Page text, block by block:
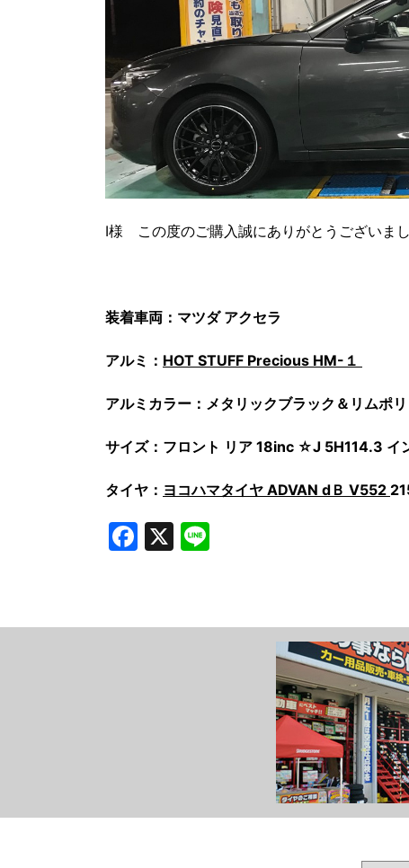
I様 この度のご購入誠にありがとうございま
装着車両：マツダ アクセラ
アルミ： HOT STUFF Precious HM-１
アルミカラー：メタリックブラック＆リムポ
サイズ：フロント リア 18inc ☆J 5H114.3
タイヤ： ヨコハマタイヤ ADVAN dＢ V552
Facebook
X